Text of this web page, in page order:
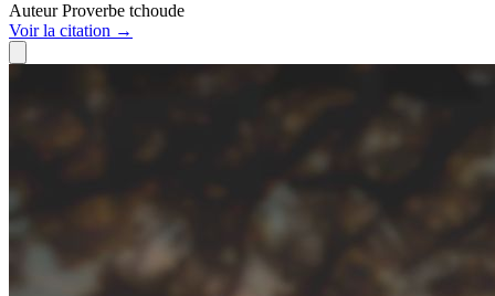
Auteur Proverbe tchoude
Voirla citation →